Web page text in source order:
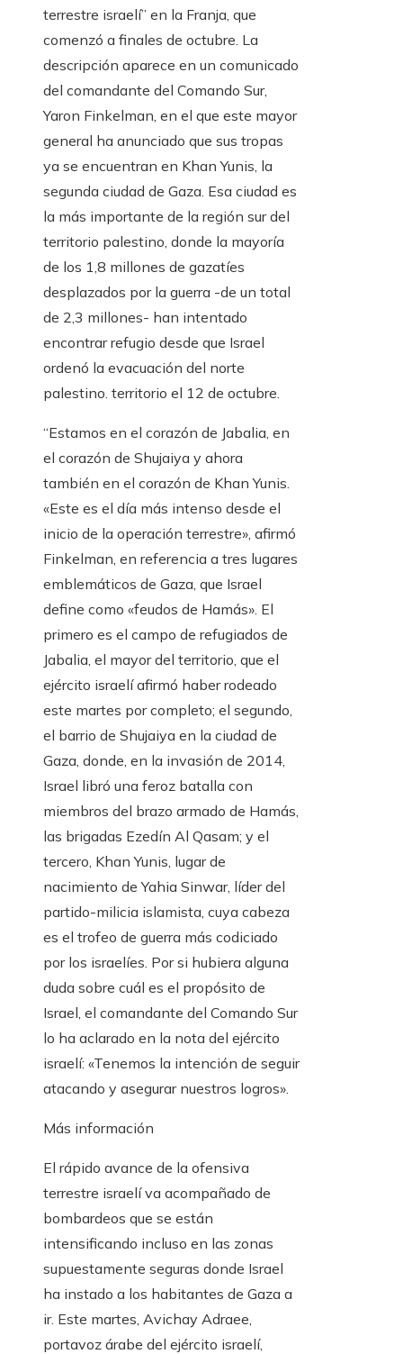
terrestre israelí” en la Franja, que
comenzó a finales de octubre. La
descripción aparece en un comunicado
del comandante del Comando Sur,
Yaron Finkelman, en el que este mayor
general ha anunciado que sus tropas
ya se encuentran en Khan Yunis, la
segunda ciudad de Gaza. Esa ciudad es
la más importante de la región sur del
territorio palestino, donde la mayoría
de los 1,8 millones de gazatíes
desplazados por la guerra -de un total
de 2,3 millones- han intentado
encontrar refugio desde que Israel
ordenó la evacuación del norte
palestino. territorio el 12 de octubre.
“Estamos en el corazón de Jabalia, en
el corazón de Shujaiya y ahora
también en el corazón de Khan Yunis.
«Este es el día más intenso desde el
inicio de la operación terrestre», afirmó
Finkelman, en referencia a tres lugares
emblemáticos de Gaza, que Israel
define como «feudos de Hamás». El
primero es el campo de refugiados de
Jabalia, el mayor del territorio, que el
ejército israelí afirmó haber rodeado
este martes por completo; el segundo,
el barrio de Shujaiya en la ciudad de
Gaza, donde, en la invasión de 2014,
Israel libró una feroz batalla con
miembros del brazo armado de Hamás,
las brigadas Ezedín Al Qasam; y el
tercero, Khan Yunis, lugar de
nacimiento de Yahia Sinwar, líder del
partido-milicia islamista, cuya cabeza
es el trofeo de guerra más codiciado
por los israelíes. Por si hubiera alguna
duda sobre cuál es el propósito de
Israel, el comandante del Comando Sur
lo ha aclarado en la nota del ejército
israelí: «Tenemos la intención de seguir
atacando y asegurar nuestros logros».
Más información
El rápido avance de la ofensiva
terrestre israelí va acompañado de
bombardeos que se están
intensificando incluso en las zonas
supuestamente seguras donde Israel
ha instado a los habitantes de Gaza a
ir. Este martes, Avichay Adraee,
portavoz árabe del ejército israelí,